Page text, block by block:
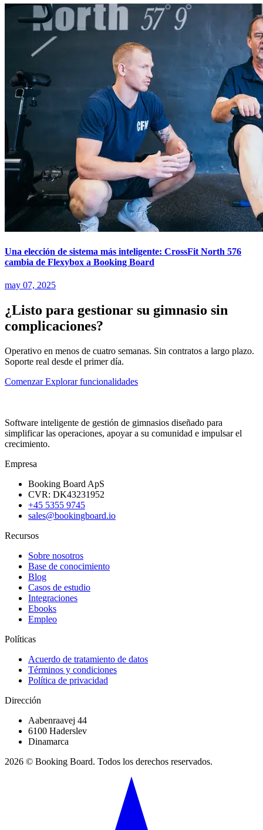
Una elección de sistema más inteligente: CrossFit North 576
cambia de Flexybox a Booking Board
may 07, 2025
¿Listo para gestionar su gimnasio sin
complicaciones?
Operativo en menos de cuatro semanas. Sin contratos a largo plazo.
Soporte real desde el primer día.
ComenzarExplorar funcionalidades
Software inteligente de gestión de gimnasios diseñado para
simplificar las operaciones, apoyar a su comunidad e impulsar el
crecimiento.
Empresa
Booking Board ApS
CVR: DK43231952
+45 5355 9745
sales@bookingboard.io
Recursos
Sobre nosotros
Base de conocimiento
Blog
Casos de estudio
Integraciones
Ebooks
Empleo
Políticas
Acuerdo de tratamiento de datos
Términos y condiciones
Política de privacidad
Dirección
Aabenraavej 44
6100 Haderslev
Dinamarca
2026 © Booking Board. Todos los derechos reservados.